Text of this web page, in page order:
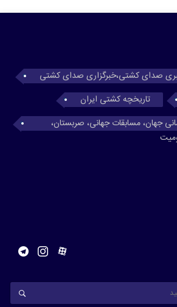
صدای کشتی،خبرگزاری صدای کشتی
تاریخچه کشتی ایران
جهان، مسابقات جهانی، صربستان،